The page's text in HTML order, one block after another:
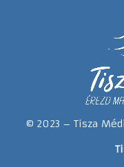
© 2023 – Tisza